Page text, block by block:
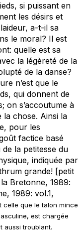
si puissant en
les désirs et
a-t-il sa
le moral? Il est
quelle est sa
la légèreté de la
de la danse?
n’est que le
qui donnent de
on s’accoutume à
la chose. Ainsi la
pour les
factice basé
la petitesse du
indiquée par
grande! [petit
Bretonne, 1989:
1989: vol.1,
celle que le talon mince
est chargée
aussi troublant.